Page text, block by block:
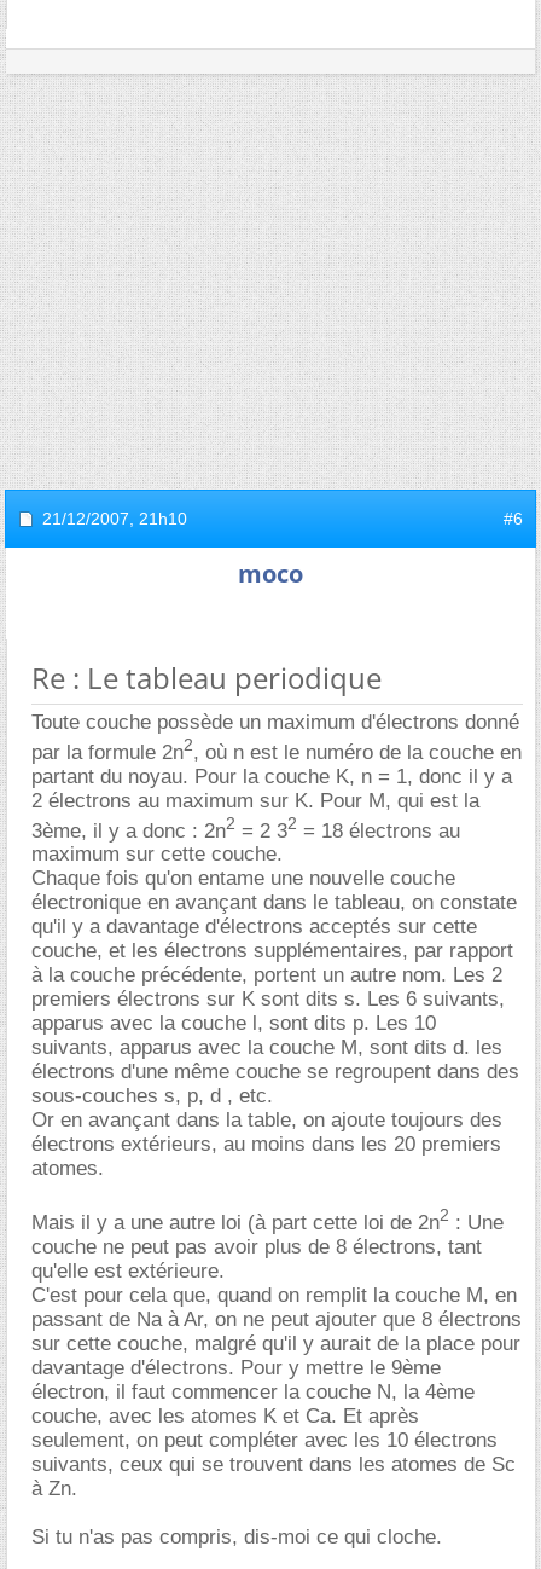
21/12/2007, 21h10 #6
moco
Re : Le tableau periodique
Toute couche possède un maximum d'électrons donné
par la formule 2n2, où n est le numéro de la couche en
partant du noyau. Pour la couche K, n = 1, donc il y a
2 électrons au maximum sur K. Pour M, qui est la
3ème, il y a donc : 2n2 = 2 32 = 18 électrons au
maximum sur cette couche.
Chaque fois qu'on entame une nouvelle couche
électronique en avançant dans le tableau, on constate
qu'il y a davantage d'électrons acceptés sur cette
couche, et les électrons supplémentaires, par rapport
à la couche précédente, portent un autre nom. Les 2
premiers électrons sur K sont dits s. Les 6 suivants,
apparus avec la couche l, sont dits p. Les 10
suivants, apparus avec la couche M, sont dits d. les
électrons d'une même couche se regroupent dans des
sous-couches s, p, d , etc.
Or en avançant dans la table, on ajoute toujours des
électrons extérieurs, au moins dans les 20 premiers
atomes.
Mais il y a une autre loi (à part cette loi de 2n2 : Une
couche ne peut pas avoir plus de 8 électrons, tant
qu'elle est extérieure.
C'est pour cela que, quand on remplit la couche M, en
passant de Na à Ar, on ne peut ajouter que 8 électrons
sur cette couche, malgré qu'il y aurait de la place pour
davantage d'électrons. Pour y mettre le 9ème
électron, il faut commencer la couche N, la 4ème
couche, avec les atomes K et Ca. Et après
seulement, on peut compléter avec les 10 électrons
suivants, ceux qui se trouvent dans les atomes de Sc
à Zn.
Si tu n'as pas compris, dis-moi ce qui cloche.